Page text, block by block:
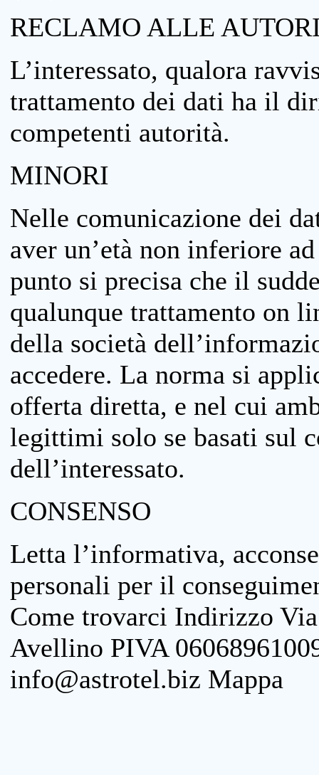
RECLAMO ALLE
L’interessato, qualora
trattamento dei dati ha il
competenti autorità.
MINORI
Nelle comunicazione dei
aver un’età non inferiore
punto si precisa che il
qualunque trattamento on
della società
accedere. La norma si
offerta diretta, e nel cui
legittimi solo se basati sul
dell’interessato.
CONSENSO
Letta l’informativa,
personali per il
Come trovarci Indirizzo
Avellino PIVA
info@astrotel.biz Mappa